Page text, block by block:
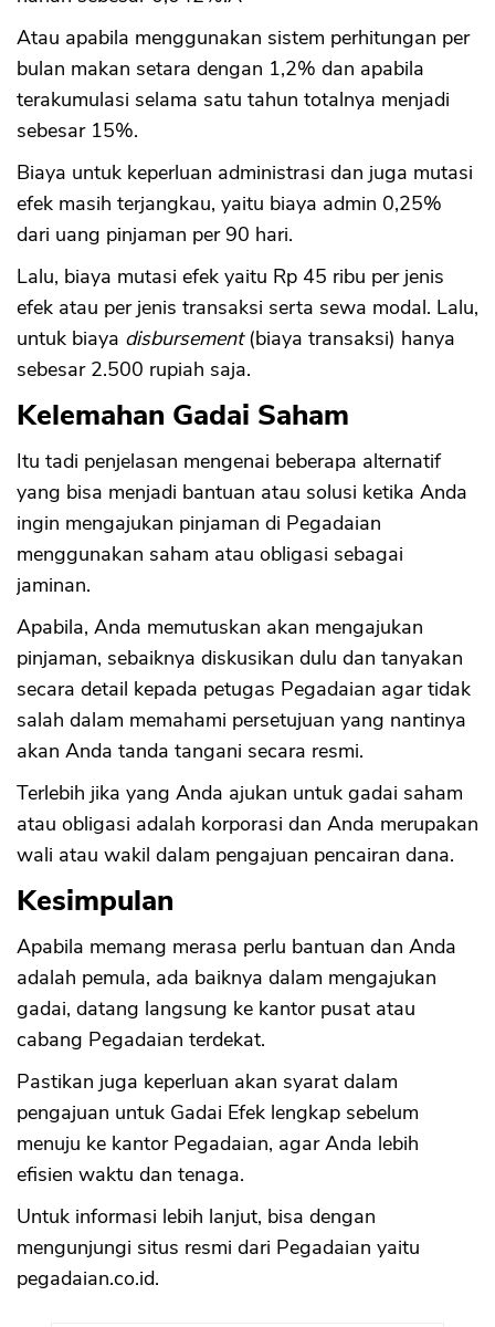
Atau apabila menggunakan sistem perhitungan per
bulan makan setara dengan 1,2% dan apabila
terakumulasi selama satu tahun totalnya menjadi
sebesar 15%.
Biaya untuk keperluan administrasi dan juga mutasi
efek masih terjangkau, yaitu biaya admin 0,25%
dari uang pinjaman per 90 hari.
Lalu, biaya mutasi efek yaitu Rp 45 ribu per jenis
efek atau per jenis transaksi serta sewa modal. Lalu,
untuk biaya disbursement(biaya transaksi) hanya
sebesar 2.500 rupiah saja.
Kelemahan Gadai Saham
Itu tadi penjelasan mengenai beberapa alternatif
yang bisa menjadi bantuan atau solusi ketika Anda
ingin mengajukan pinjaman di Pegadaian
menggunakan saham atau obligasi sebagai
jaminan.
Apabila, Anda memutuskan akan mengajukan
pinjaman, sebaiknya diskusikan dulu dan tanyakan
secara detail kepada petugas Pegadaian agar tidak
salah dalam memahami persetujuan yang nantinya
akan Anda tanda tangani secara resmi.
Terlebih jika yang Anda ajukan untuk gadai saham
atau obligasi adalah korporasi dan Anda merupakan
wali atau wakil dalam pengajuan pencairan dana.
Kesimpulan
Apabila memang merasa perlu bantuan dan Anda
adalah pemula, ada baiknya dalam mengajukan
gadai, datang langsung ke kantor pusat atau
cabang Pegadaian terdekat.
Pastikan juga keperluan akan syarat dalam
pengajuan untuk Gadai Efek lengkap sebelum
menuju ke kantor Pegadaian, agar Anda lebih
efisien waktu dan tenaga.
Untuk informasi lebih lanjut, bisa dengan
mengunjungi situs resmi dari Pegadaian yaitu
pegadaian.co.id.